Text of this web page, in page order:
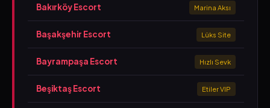
Bakırköy Escort Marina Aksı
Başakşehir Escort Lüks Site
Bayrampaşa Escort Hızlı Sevk
Beşiktaş Escort Etiler VIP